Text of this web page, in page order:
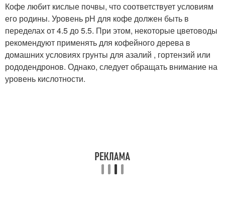
Кофе любит кислые почвы, что соответствует условиям
его родины. Уровень рН для кофе должен быть в
переделах от 4.5 до 5.5. При этом, некоторые цветоводы
рекомендуют применять для кофейного дерева в
домашних условиях грунты для азалий , гортензий или
рододендронов. Однако, следует обращать внимание на
уровень кислотности.